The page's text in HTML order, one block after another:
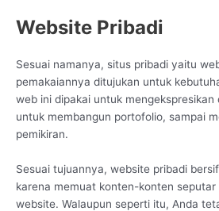
Website Pribadi
Sesuai namanya, situs pribadi yaitu
pemakaiannya ditujukan untuk
web ini dipakai untuk mengekspresikan
untuk membangun portofolio, sampai
pemikiran.
Sesuai tujuannya, website pribadi
karena memuat konten-konten
website. Walaupun seperti itu, Anda